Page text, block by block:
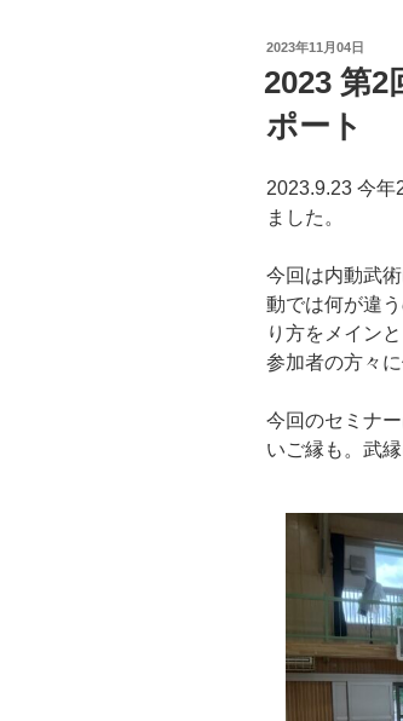
投
日:
2023年11月04日
2023 第2
ポート
2023.9.23 今
ました。
今回は内動武
動では何が違
り方をメイン
参加者の方々
今回のセミナ
いご縁も。武